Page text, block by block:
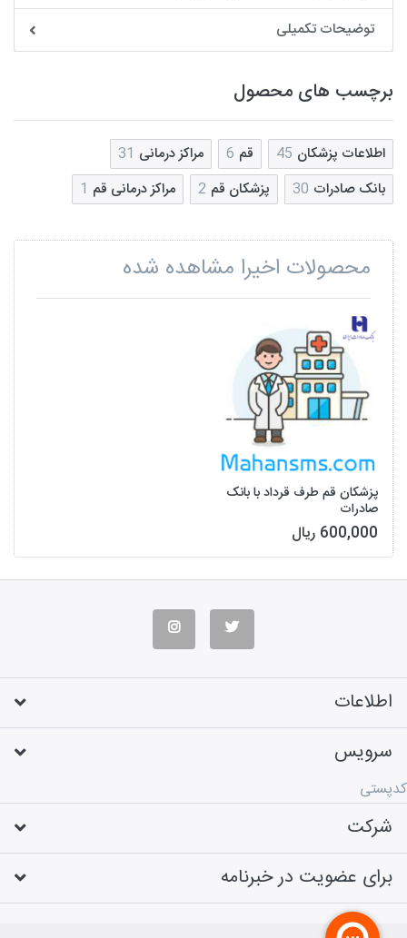
توضیحات تکمیلی
برچسب های محصول
اطلاعات پزشکان 45 قم 6 مراکز درمانی 31
بانک صادرات 30 پزشکان قم 2 مراکز درمانی قم 1
محصولات اخیرا مشاهده شده
پزشکان قم طرف قرداد با بانک
صادرات
600,000 ریال
اطلاعات
سرویس
کدپستی
شرکت
برای عضویت در خبرنامه